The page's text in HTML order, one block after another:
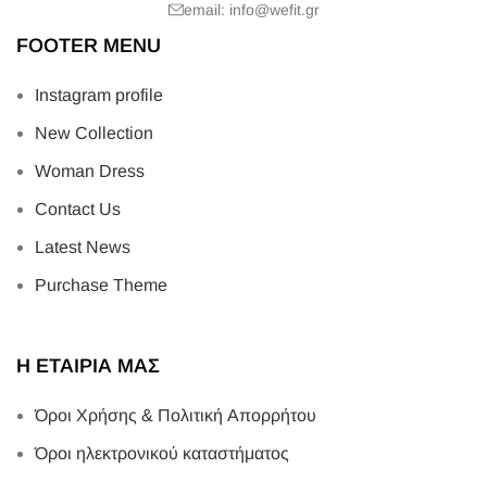
email: info@wefit.gr
FOOTER MENU
Instagram profile
New Collection
Woman Dress
Contact Us
Latest News
Purchase Theme
Η ΕΤΑΙΡΙΑ ΜΑΣ
Όροι Χρήσης & Πολιτική Απορρήτου
Όροι ηλεκτρονικού καταστήματος